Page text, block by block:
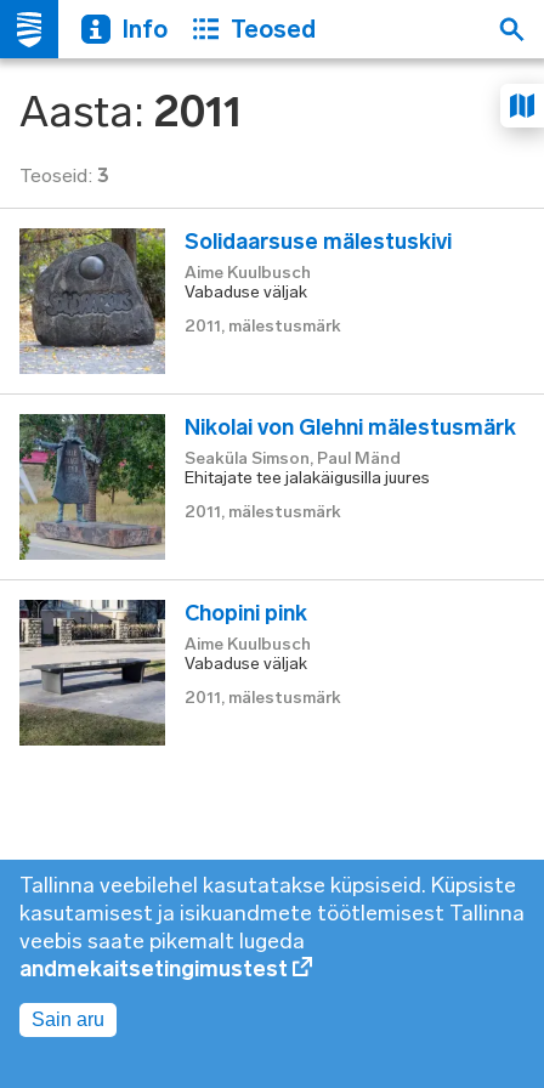
Info Teosed
Aasta: 2011
Teoseid: 3
Solidaarsuse mälestuskivi
Aime Kuulbusch
Vabaduse väljak
2011, mälestusmärk
Nikolai von Glehni mälestusmärk
Seaküla Simson, Paul Mänd
Ehitajate tee jalakäigusilla juures
2011, mälestusmärk
Chopini pink
Aime Kuulbusch
Vabaduse väljak
2011, mälestusmärk
Tallinna veebilehel kasutatakse küpsiseid. Küpsiste
kasutamisest ja isikuandmete töötlemisest Tallinna
veebis saate pikemalt lugeda
andmekaitsetingimustest
Sain aru